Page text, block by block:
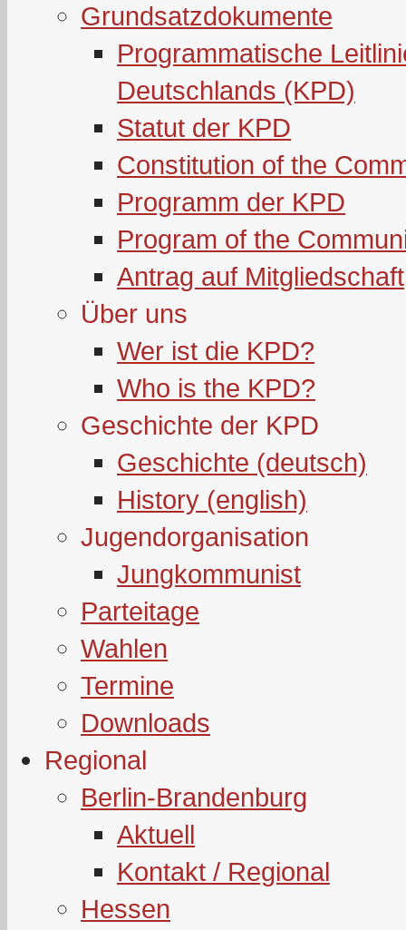
Grundsatzdokumente
Programmatische
Deutschlands (KPD)
Statut der KPD
Constitution of the
Programm der KPD
Program of the
Antrag auf Mitgliedschaft
Über uns
Wer ist die KPD?
Who is the KPD?
Geschichte der KPD
Geschichte (deutsch)
History (english)
Jugendorganisation
Jungkommunist
Parteitage
Wahlen
Termine
Downloads
Regional
Berlin-Brandenburg
Aktuell
Kontakt / Regional
Hessen